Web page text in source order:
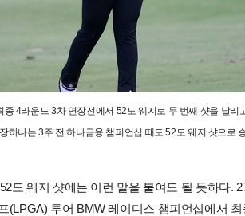
4라운드 3차 연장전에서 52도 웨지로 두 번째 샷을 날
하나는 3주 전 하나금융 챔피언십 때도 52도 웨지 샷으로
52도 웨지 샷에는 이런 말을 붙여도 될 듯하다.
(LPGA) 투어 BMW 레이디스 챔피언십에서 최